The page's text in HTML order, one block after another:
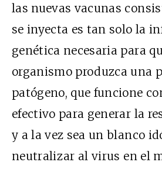
las nuevas vacunas
se inyecta es tan solo la
genética necesaria para
organismo produzca una
patógeno, que funcione
efectivo para generar la
y a la vez sea un blanco
neutralizar al virus en el